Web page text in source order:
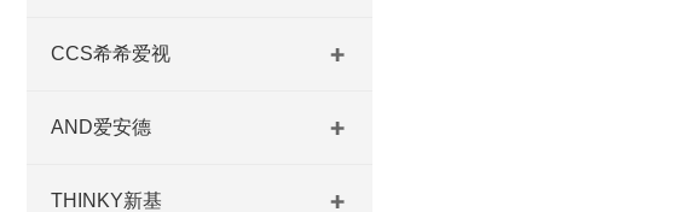
CCS希希爱视
AND爱安德
THINKY新基